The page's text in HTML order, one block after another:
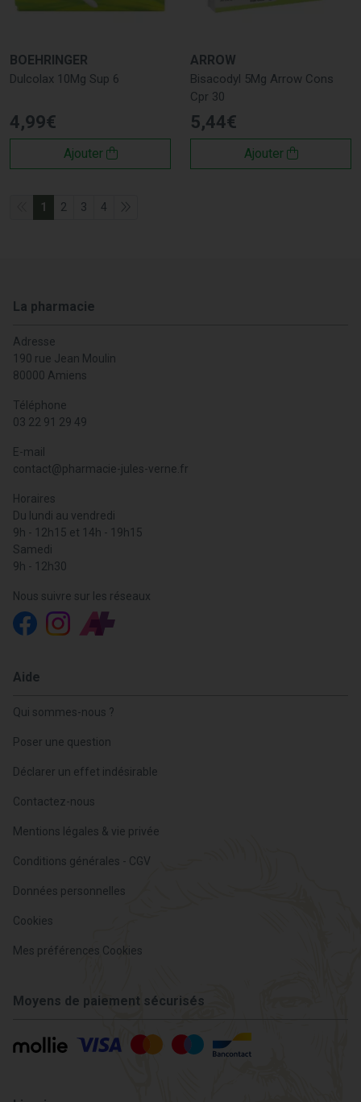
BOEHRINGER
Dulcolax 10Mg Sup 6
4,99€
Ajouter
ARROW
Bisacodyl 5Mg Arrow Cons
Cpr 30
5,44€
Ajouter
1 2 3 4
La pharmacie
Adresse
190 rue Jean Moulin
80000 Amiens
Téléphone
03 22 91 29 49
E-mail
contact@pharmacie-jules-verne.fr
Horaires
Du lundi au vendredi
9h - 12h15 et 14h - 19h15
Samedi
9h - 12h30
Nous suivre sur les réseaux
Aide
Qui sommes-nous ?
Poser une question
Déclarer un effet indésirable
Contactez-nous
Mentions légales & vie privée
Conditions générales - CGV
Données personnelles
Cookies
Mes préférences Cookies
Moyens de paiement sécurisés